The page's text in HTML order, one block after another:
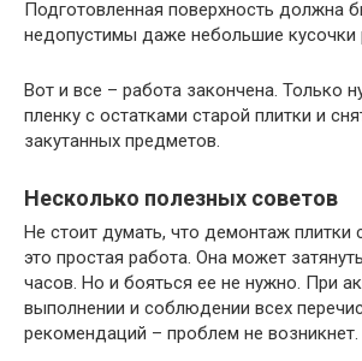
Подготовленная поверхность должна
недопустимы даже небольшие кусочки
Вот и все – работа закончена. Только
пленку с остатками старой плитки и
закутанных предметов.
Несколько полезных советов
Не стоит думать, что демонтаж плитки
это простая работа. Она может
часов. Но и бояться ее не нужно. При
выполнении и соблюдении всех
рекомендаций – проблем не возникнет.